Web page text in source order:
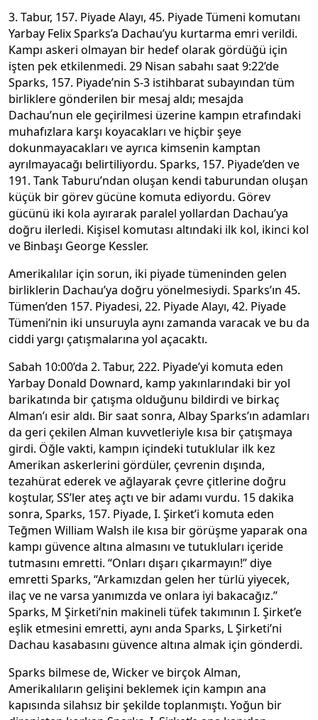
3. Tabur, 157. Piyade Alayı, 45. Piyade Tümeni komutanı
Yarbay Felix Sparks’a Dachau’yu kurtarma emri verildi.
Kampı askeri olmayan bir hedef olarak gördüğü için
işten pek etkilenmedi. 29 Nisan sabahı saat 9:22’de
Sparks, 157. Piyade’nin S-3 istihbarat subayından tüm
birliklere gönderilen bir mesaj aldı; mesajda
Dachau’nun ele geçirilmesi üzerine kampın etrafındaki
muhafızlara karşı koyacakları ve hiçbir şeye
dokunmayacakları ve ayrıca kimsenin kamptan
ayrılmayacağı belirtiliyordu. Sparks, 157. Piyade’den ve
191. Tank Taburu’ndan oluşan kendi taburundan oluşan
küçük bir görev gücüne komuta ediyordu. Görev
gücünü iki kola ayırarak paralel yollardan Dachau’ya
doğru ilerledi. Kişisel komutası altındaki ilk kol, ikinci kol
ve Binbaşı George Kessler.
Amerikalılar için sorun, iki piyade tümeninden gelen
birliklerin Dachau’ya doğru yönelmesiydi. Sparks’ın 45.
Tümen’den 157. Piyadesi, 22. Piyade Alayı, 42. Piyade
Tümeni’nin iki unsuruyla aynı zamanda varacak ve bu da
ciddi yargı çatışmalarına yol açacaktı.
Sabah 10:00’da 2. Tabur, 222. Piyade’yi komuta eden
Yarbay Donald Downard, kamp yakınlarındaki bir yol
barikatında bir çatışma olduğunu bildirdi ve birkaç
Alman’ı esir aldı. Bir saat sonra, Albay Sparks’ın adamları
da geri çekilen Alman kuvvetleriyle kısa bir çatışmaya
girdi. Öğle vakti, kampın içindeki tutuklular ilk kez
Amerikan askerlerini gördüler, çevrenin dışında,
tezahürat ederek ve ağlayarak çevre çitlerine doğru
koştular, SS’ler ateş açtı ve bir adamı vurdu. 15 dakika
sonra, Sparks, 157. Piyade, I. Şirket’i komuta eden
Teğmen William Walsh ile kısa bir görüşme yaparak ona
kampı güvence altına almasını ve tutukluları içeride
tutmasını emretti. “Onları dışarı çıkarmayın!” diye
emretti Sparks, “Arkamızdan gelen her türlü yiyecek,
ilaç ve ne varsa yanımızda ve onlara iyi bakacağız.”
Sparks, M Şirketi’nin makineli tüfek takımının I. Şirket’e
eşlik etmesini emretti, aynı anda Sparks, L Şirketi’ni
Dachau kasabasını güvence altına almak için gönderdi.
Sparks bilmese de, Wicker ve birçok Alman,
Amerikalıların gelişini beklemek için kampın ana
kapısında silahsız bir şekilde toplanmıştı. Yoğun bir